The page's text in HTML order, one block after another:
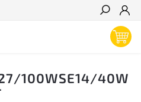
Hľadať
100WSE14/40W